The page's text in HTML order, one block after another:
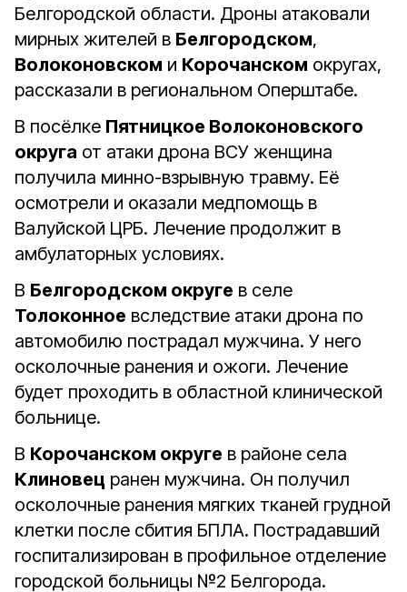
Белгородской области. Дроны атаковали
мирных жителей в Белгородском,
Волоконовском и Корочанском округах,
рассказали в региональном Оперштабе.
В посёлке Пятницкое Волоконовского
округа от атаки дрона ВСУ женщина
получила минно-взрывную травму. Еë
осмотрели и оказали медпомощь в
Валуйской ЦРБ. Лечение продолжит в
амбулаторных условиях.
В Белгородском округе в селе
Толоконное вследствие атаки дрона по
автомобилю пострадал мужчина. У него
осколочные ранения и ожоги. Лечение
будет проходить в областной клинической
больнице.
В Корочанском округе в районе села
Клиновец ранен мужчина. Он получил
осколочные ранения мягких тканей грудной
клетки после сбития БПЛА. Пострадавший
госпитализирован в профильное отделение
городской больницы №2 Белгорода.